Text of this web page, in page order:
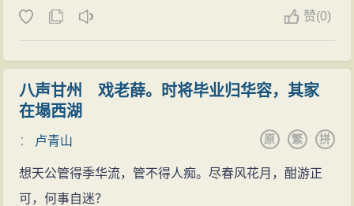
赞(0)
八声甘州 戏老薛。时将毕业归华容，其家
在塌西湖
： 卢青山 拼
繁
原
想天公管得季华流，管不得人痴。尽春风花月，酣游正
可，何事自迷？